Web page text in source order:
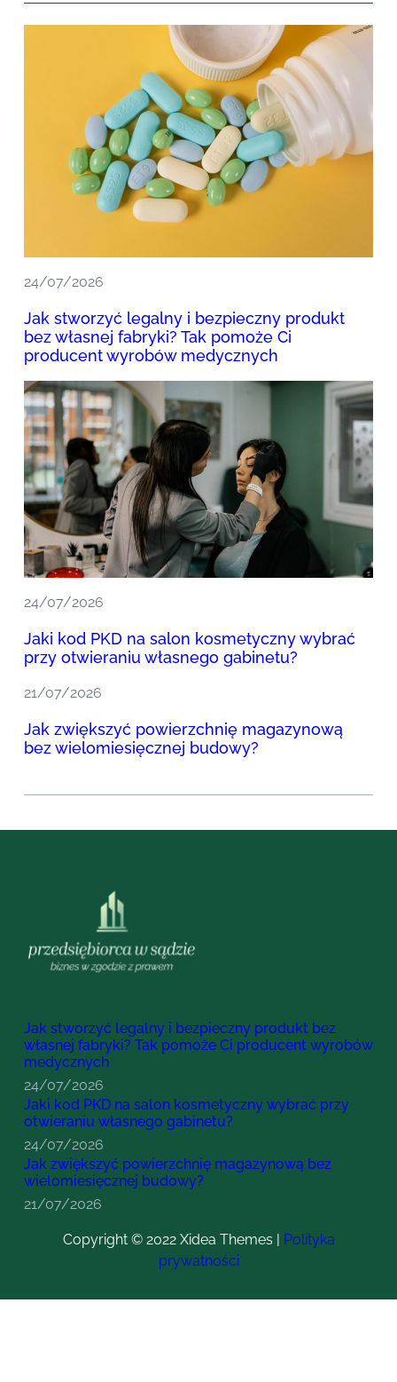
24/07/2026
Jak stworzyć legalny i bezpieczny produkt
bez własnej fabryki? Tak pomoże Ci
producent wyrobów medycznych
24/07/2026
Jaki kod PKD na salon kosmetyczny wybrać
przy otwieraniu własnego gabinetu?
21/07/2026
Jak zwiększyć powierzchnię magazynową
bez wielomiesięcznej budowy?
Jak stworzyć legalny i bezpieczny produkt bez
własnej fabryki? Tak pomoże Ci producent wyrobów
medycznych
24/07/2026
Jaki kod PKD na salon kosmetyczny wybrać przy
otwieraniu własnego gabinetu?
24/07/2026
Jak zwiększyć powierzchnię magazynową bez
wielomiesięcznej budowy?
21/07/2026
Copyright © 2022 Xidea Themes | Polityka
prywatności